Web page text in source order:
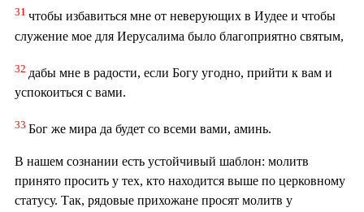
31 чтобы избавиться мне от неверующих в Иудее и чтобы
служение мое для Иерусалима было благоприятно святым,
32 дабы мне в радости, если Богу угодно, прийти к вам и
успокоиться с вами.
33 Бог же мира да будет со всеми вами, аминь.
В нашем сознании есть устойчивый шаблон: молитв
принято просить у тех, кто находится выше по церковному
статусу. Так, рядовые прихожане просят молитв у